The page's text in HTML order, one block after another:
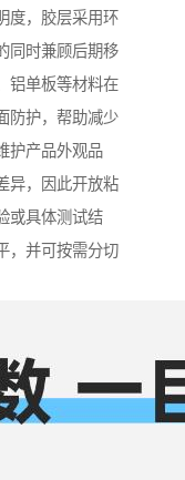
度，胶层采用环
同时兼顾后期移
铝单板等材料在
防护，帮助减少
护产品外观品
异，因此开放粘
或具体测试结
，并可按需分切